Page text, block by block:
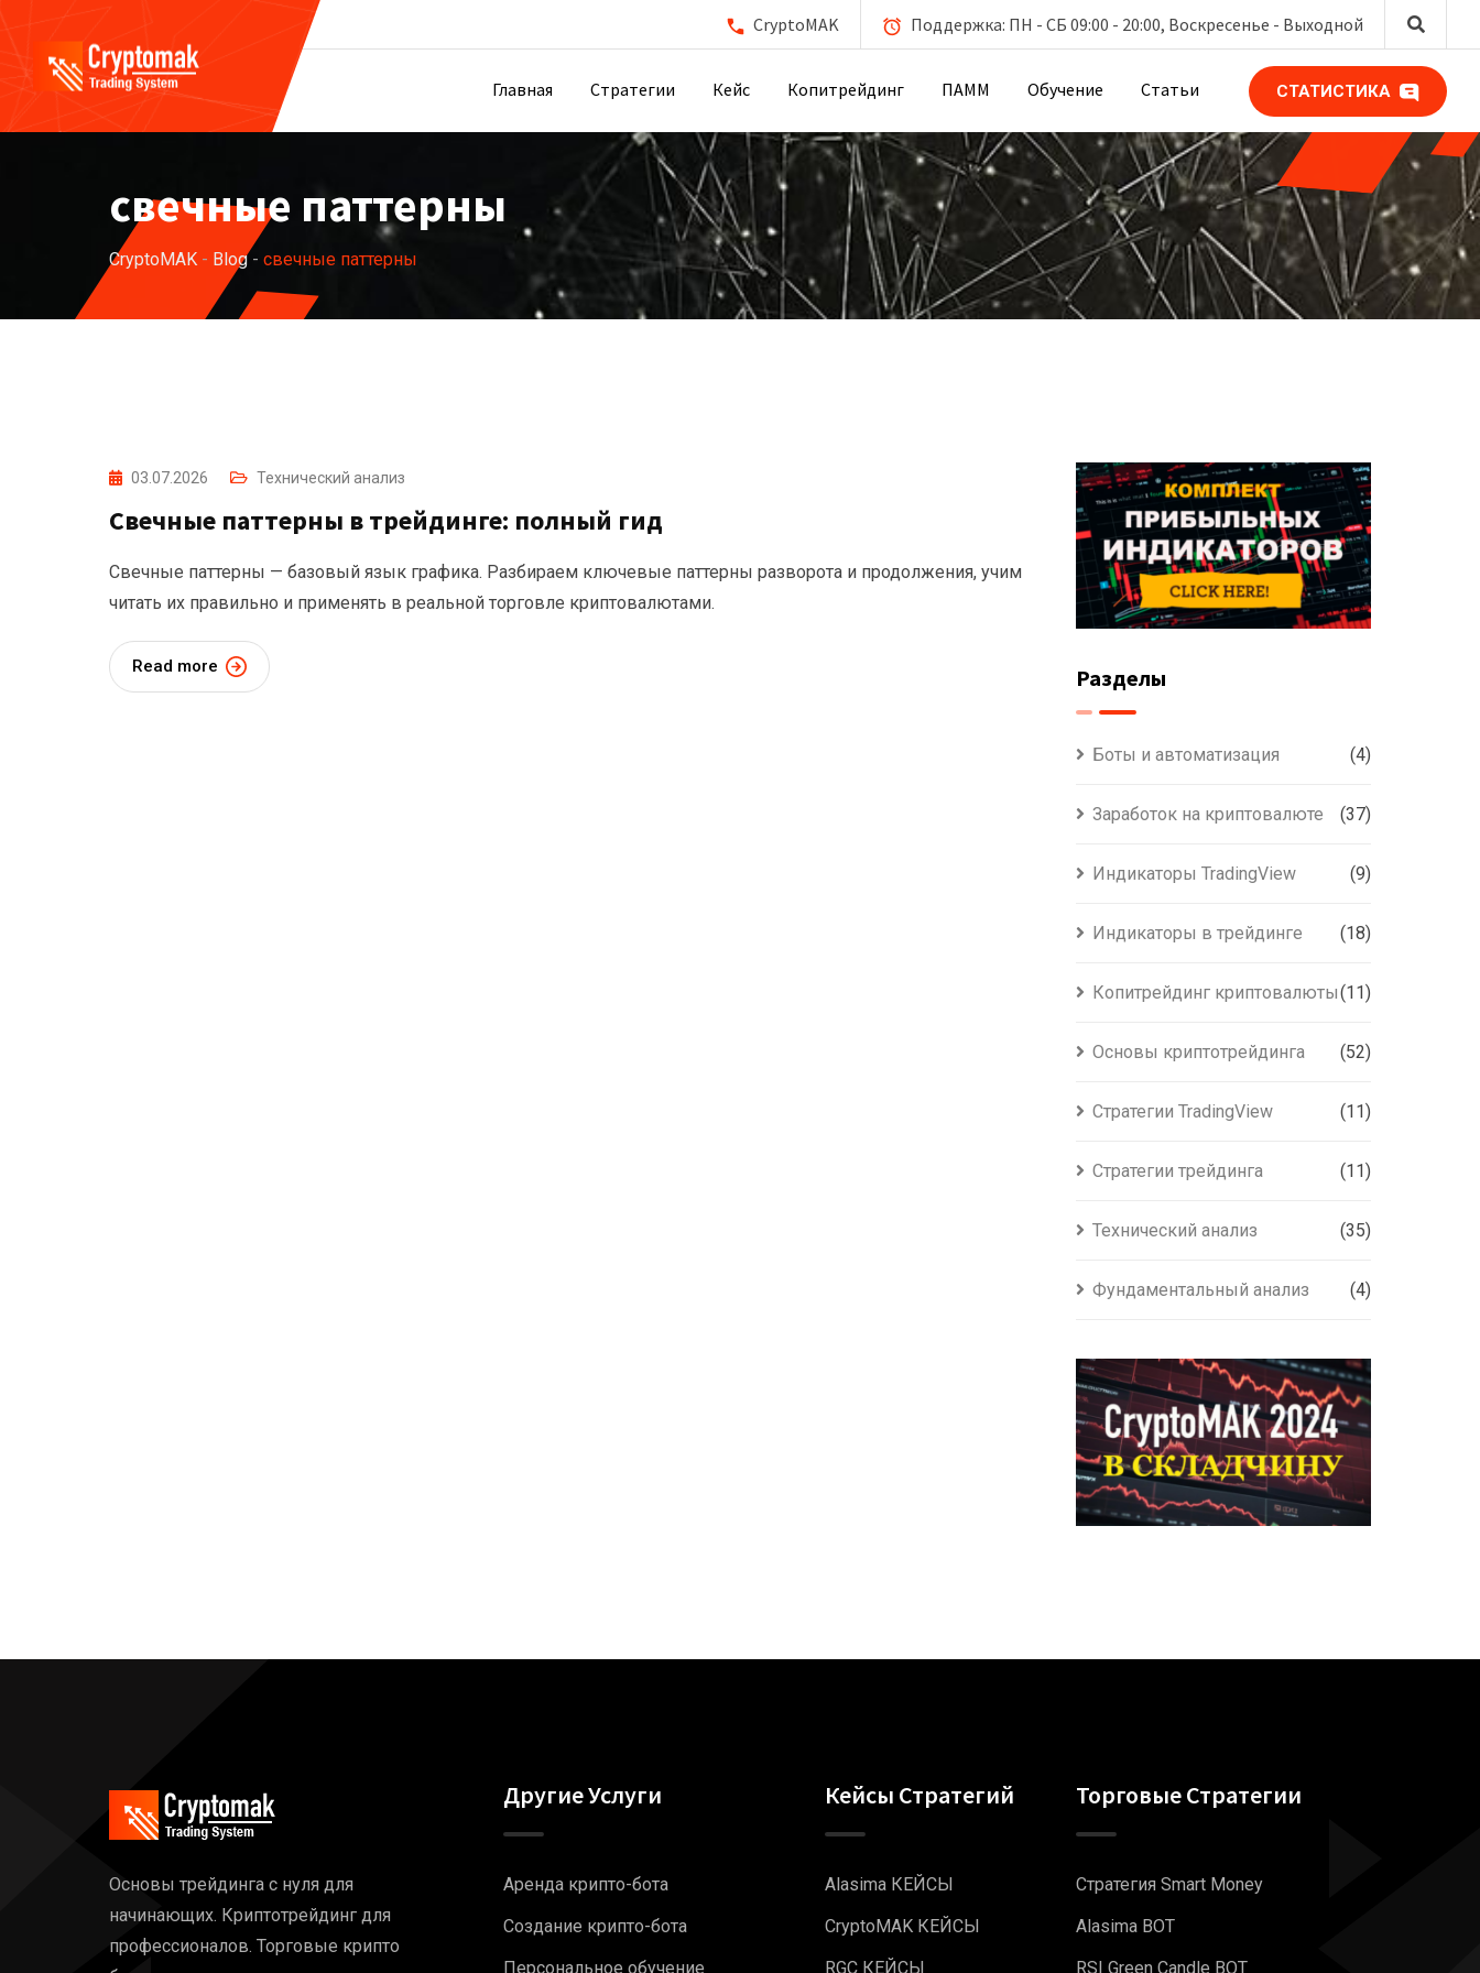
Skip
to
content
CryptoMAK Поддержка: ПН - СБ 09:00 - 20:00, Воскресенье - Выходной
Главная Стратегии Кейс Копитрейдинг ПАММ Обучение Статьи СТАТИСТИКА
свечные паттерны
CryptoMAK - Blog- свечные паттерны
03.07.2026 Технический анализ
Свечные паттерны в трейдинге: полный гид
Свечные паттерны — базовый язык графика. Разбираем ключевые паттерны разворота и продолжения, учим
читать их правильно и применять в реальной торговле криптовалютами.
Read more Разделы
Боты и автоматизация (4)
Заработок на криптовалюте (37)
Индикаторы TradingView (9)
Индикаторы в трейдинге (18)
Копитрейдинг криптовалюты(11)
Основы криптотрейдинга (52)
Стратегии TradingView (11)
Стратегии трейдинга (11)
Технический анализ (35)
Фундаментальный анализ (4)
Основы трейдинга с нуля для
начинающих. Криптотрейдинг для
профессионалов. Торговые крипто
Другие Услуги
Аренда крипто-бота
Создание крипто-бота
Персональное обучение
Кейсы Стратегий
Alasima КЕЙСЫ
CryptoMAK КЕЙСЫ
RGC КЕЙСЫ
Торговые Стратегии
Стратегия Smart Money
Alasima BOT
RSI Green Candle BOT